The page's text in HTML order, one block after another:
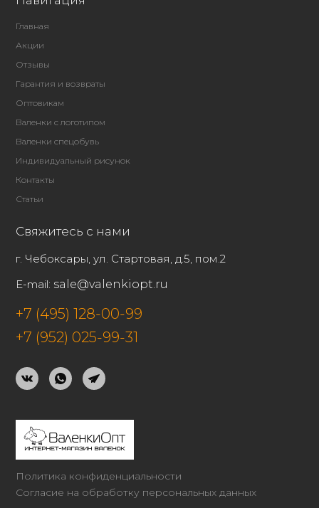
Политика конфиденциальности
Согласие на обработку персональных данных
Главная
Акции
Отзывы
Гарантия и возвраты
Оптовикам
Валенки с логотипом
Валенки спецобувь
Индивидуальный рисунок
Контакты
Статьи
Свяжитесь с нами
г. Чебоксары, ул. Стартовая, д.5, пом.2
E-mail: sale@valenkiopt.ru
+7 (495) 128-00-99
+7 (952) 025-99-31